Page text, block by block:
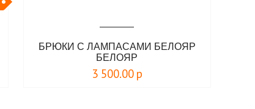
БРЮКИ С ЛАМПАСАМИ БЕЛОЯР
БЕЛОЯР
3 500.00 р